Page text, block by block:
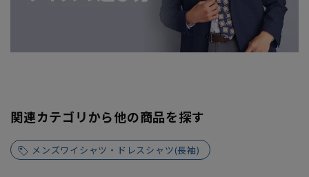
関連カテゴリから他の商品を探す
メンズワイシャツ・ドレスシャツ(長袖)